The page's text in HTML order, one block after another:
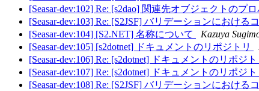
[Seasar-dev:102] Re: [s2dao] 関連先オブジェクトのプ
[Seasar-dev:103] Re: [S2JSF] バリデーションにおける
[Seasar-dev:104] [S2.NET] 名称について
Kazuya
[Seasar-dev:105] [s2dotnet] ドキュメントのリポジトリ
[Seasar-dev:106] Re: [s2dotnet] ドキュメントのリポジト
[Seasar-dev:107] Re: [s2dotnet] ドキュメントのリポジト
[Seasar-dev:108] Re: [S2JSF] バリデーションにおける